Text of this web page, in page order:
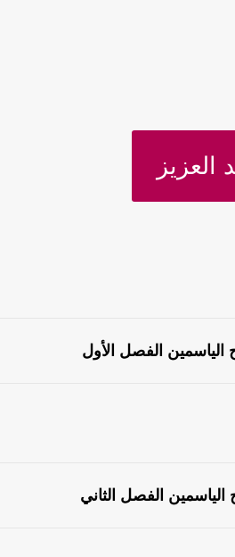
الياسمين الفصل الأول
الياسمين الفصل الثاني